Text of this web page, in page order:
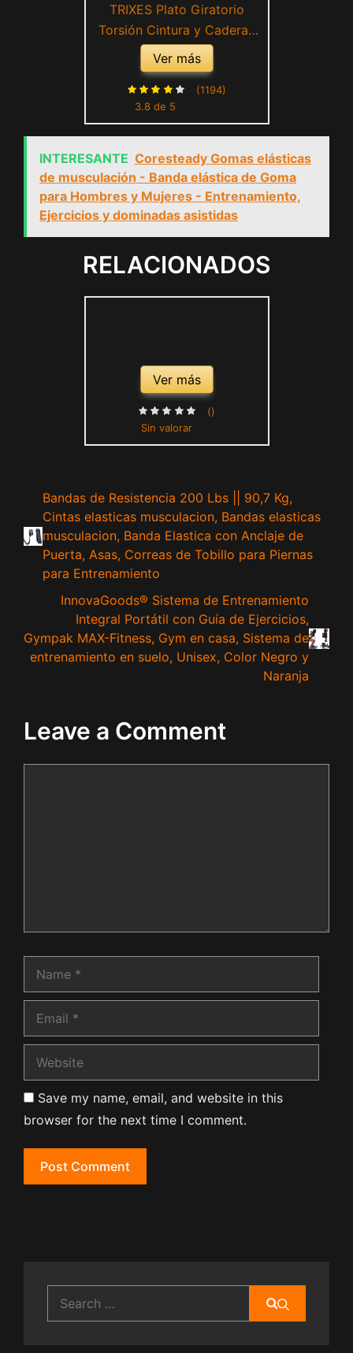
TRIXES Plato Giratorio
Torsión Cintura y Caderas
para Estar en Forma y Hacer
Ejercicio- Azul
Ver más
3.8 de 5
(1194)
INTERESANTE Coresteady Gomas elásticas
de musculación - Banda elástica de Goma
para Hombres y Mujeres - Entrenamiento,
Ejercicios y dominadas asistidas
RELACIONADOS
Ver más
Sin valorar
()
Bandas de Resistencia 200 Lbs || 90,7 Kg,
Cintas elasticas musculacion, Bandas elasticas
musculacion, Banda Elastica con Anclaje de
Puerta, Asas, Correas de Tobillo para Piernas
para Entrenamiento
InnovaGoods® Sistema de Entrenamiento
Integral Portátil con Guía de Ejercicios,
Gympak MAX-Fitness, Gym en casa, Sistema de
entrenamiento en suelo, Unisex, Color Negro y
Naranja
Leave a Comment
Save my name, email, and website in this
browser for the next time I comment.
for: